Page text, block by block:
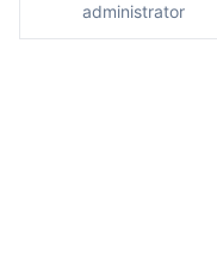
administrator